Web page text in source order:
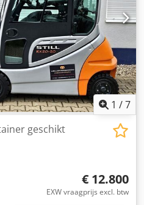
1 /7
geschikt
€ 12.800
EXW vraagprijs excl. btw